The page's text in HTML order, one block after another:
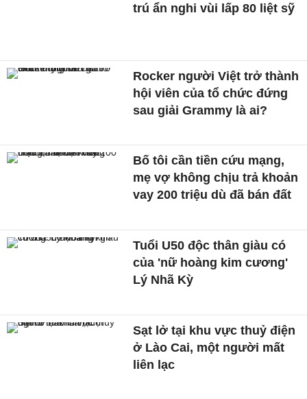
trú ẩn nghi vùi lấp 80 liệt sỹ
Rocker người Việt trở thành
hội viên của tổ chức đứng
sau giải Grammy là ai?
Bố tôi cần tiền cứu mạng,
mẹ vợ không chịu trả khoản
vay 200 triệu dù đã bán đất
Tuổi U50 độc thân giàu có
của 'nữ hoàng kim cương'
Lý Nhã Kỳ
Sạt lở tại khu vực thuỷ điện
ở Lào Cai, một người mất
liên lạc